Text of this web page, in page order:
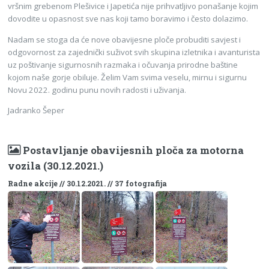
vršnim grebenom Plešivice i Japetića nije prihvatljivo ponašanje kojim
dovodite u opasnost sve nas koji tamo boravimo i često dolazimo.
Nadam se stoga da će nove obavijesne ploče probuditi savjest i
odgovornost za zajednički suživot svih skupina izletnika i avanturista
uz poštivanje sigurnosnih razmaka i očuvanja prirodne baštine
kojom naše gorje obiluje. Želim Vam svima veselu, mirnu i sigurnu
Novu 2022. godinu punu novih radosti i uživanja.
Jadranko Šeper
Postavljanje obavijesnih ploča za motorna
vozila (30.12.2021.)
Radne akcije // 30.12.2021. // 37 fotografija